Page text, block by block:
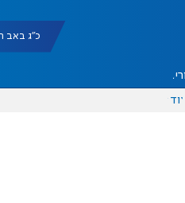
כ"ג באב תשפ"ו
עוד